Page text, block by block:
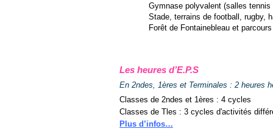
Gymnase polyvalent (salles
Stade, terrains de football, rugby,
Forêt de Fontainebleau et
Les heures d’E.P.S
En 2ndes, 1ères et Terminales : 2 heures
Classes de 2ndes et 1ères : 4 cycles
Classes de Tles : 3 cycles d'activités
Plus d’infos…